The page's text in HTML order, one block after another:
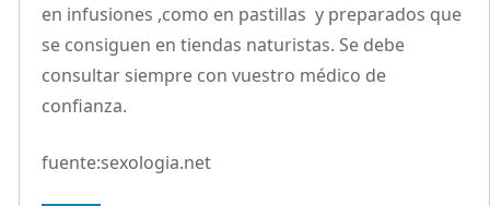
en infusiones ,como en pastillas y preparados que
se consiguen en tiendas naturistas. Se debe
consultar siempre con vuestro médico de
confianza.
fuente:sexologia.net